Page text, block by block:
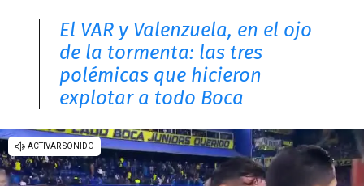
El VAR y Valenzuela, en el ojo
de la tormenta: las tres
polémicas que hicieron
explotar a todo Boca